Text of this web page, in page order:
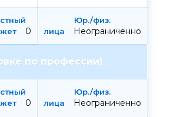
0 Неограниченно
по профессии)
0 Неограниченно